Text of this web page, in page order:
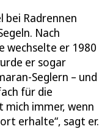
bei Radrennen
Nach
wechselte er 1980
er sogar
Seglern – und
für die
immer, wenn
erhalte“, sagt er.